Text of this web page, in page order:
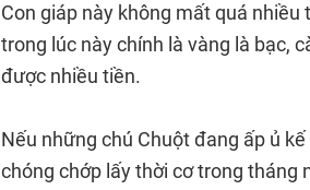
Con giáp này không mất quá
trong lúc này chính là vàng là bạc,
được nhiều tiền.
Nếu những chú Chuột đang ấp ủ
chóng chớp lấy thời cơ trong tháng